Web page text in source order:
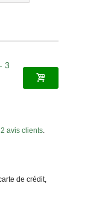
3
avis clients.
de crédit,